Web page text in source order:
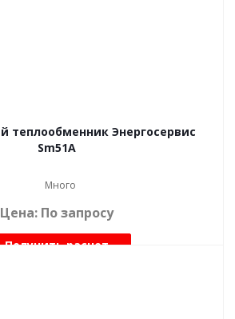
теплообменник Энергосервис
Sm51A
Много
Цена: По запросу
Получить расчет